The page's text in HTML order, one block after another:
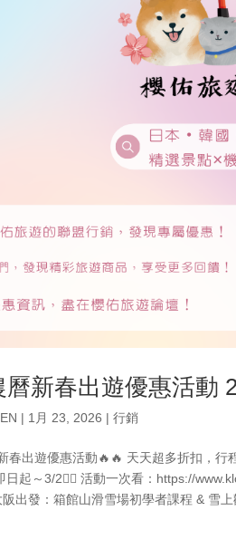
曆新春出遊優惠活動
| 1月 23, 2026 |行銷
春出遊優惠活動🔥🔥 天天超多折扣，行
起～3/2👉🏻 活動一次看：https://
出發：箱館山滑雪場初學者課程 & 雪上